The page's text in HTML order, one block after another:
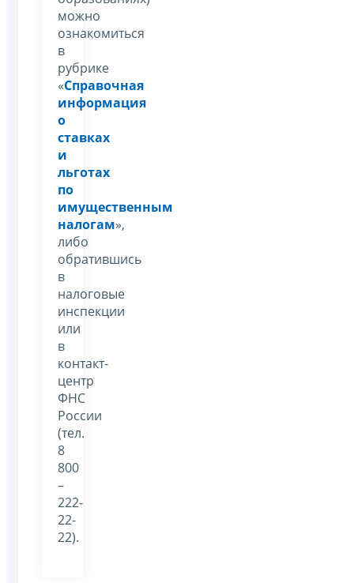
можно
ознакомиться
в
рубрике
«Справочная
информация
о
ставках
и
льготах
по
имущественным
налогам»,
либо
обратившись
в
налоговые
инспекции
или
в
контакт-
центр
ФНС
России
(тел.
8
800
–
222-
22-
22).